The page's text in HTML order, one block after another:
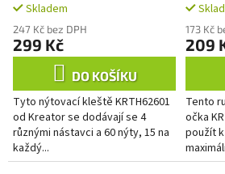
Skladem
247 Kč bez DPH
299 Kč
DO KOŠÍKU
Tyto nýtovací kleště KRTH62601
od Kreator se dodávají se 4
různými nástavci a 60 nýty, 15 na
každý...
173 Kč
209
Tento
očka
použít